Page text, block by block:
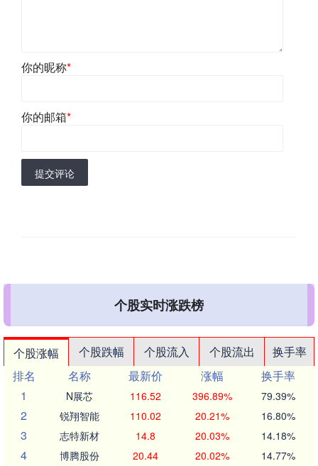
你的昵称*
你的邮箱*
提交评论
个股实时涨跌榜
个股涨幅 个股跌幅 个股流入 个股流出
换手率
排名
名称 最新价 涨幅
换手率
1
N展芯 116.52 396.89% 79.39%
2 锐翔智能 110.02 20.21% 16.80%
3 志特新材 14.8 20.03% 14.18%
4 博腾股份 20.44 20.02% 14.77%